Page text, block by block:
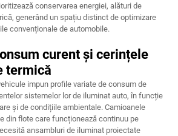
conservarea energiei, alături de
generând un spațiu distinct de optimizare
convenționale de automobile.
curent și cerințele
termică
impun profile variate de consum de
sistemelor lor de iluminat auto, în funcție
și de condițiile ambientale. Camioanele
din flote care funcționează continuu pe
ansambluri de iluminat proiectate